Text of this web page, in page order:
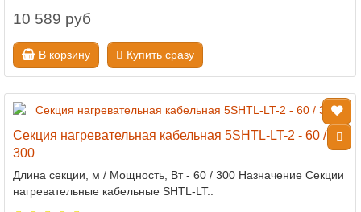
10 589 руб
В корзину Купить сразу
Секция нагревательная кабельная 5SHTL-LT-2 - 60 /
300
Длина секции, м / Мощность, Вт - 60 / 300 Назначение Секции
нагревательные кабельные SHTL-LT..